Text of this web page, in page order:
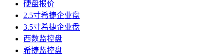
硬盘报价
2.5寸希捷企业盘
3.5寸希捷企业盘
西数监控盘
希捷监控盘